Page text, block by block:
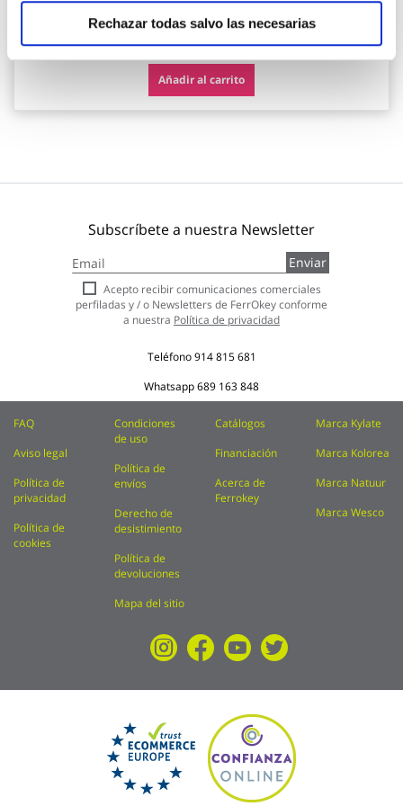
Rechazar todas salvo las necesarias
6,90 €
Añadir al carrito
Subscríbete a nuestra Newsletter
a
nuestro
boletín
de
Enviar
Acepto recibir comunicaciones comerciales
perfiladas y / o Newsletters de FerrOkey conforme
a nuestra Política de privacidad
Teléfono914 815 681
Whatsapp689 163 848
FAQ
Aviso legal
Política de
privacidad
Política de
cookies
Condiciones
de uso
Política de
envíos
Derecho de
desistimiento
Política de
devoluciones
Mapa del sitio
Catálogos
Financiación
Acerca de
Ferrokey
Marca Kylate
Marca Kolorea
Marca Natuur
Marca Wesco